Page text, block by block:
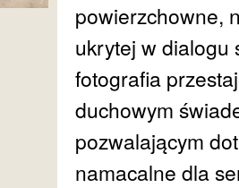
powierzchowne,
ukrytej w dialogu
fotografia
duchowym
pozwalającym
namacalne dla